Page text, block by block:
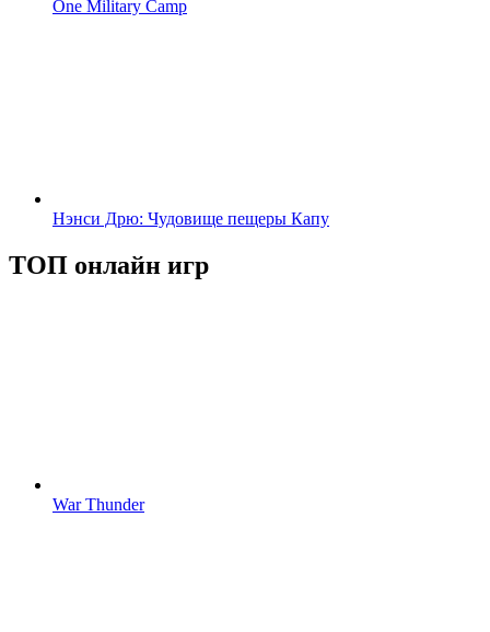
One Military Camp
Нэнси Дрю: Чудовище пещеры Капу
ТОП онлайн игр
War Thunder